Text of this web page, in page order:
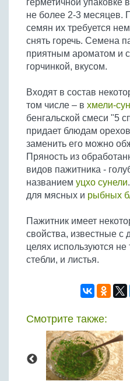
Бобовые
Яйца
Крупы
герметичной упаковке
не более 2-3 месяцев.
семян их требуется
снять горечь. Семена
приятным ароматом и
горчинкой, вкусом.
Входят в состав
том числе – в хмели-
бенгальской смеси "5
придает блюдам
заменить его можно
Пряность из
видов пажитника -
названием уцхо сунели
для мясных и рыбных
Пажитник имеет
свойства, известные с
целях используются
стебли, и листья.
Смотрите также: